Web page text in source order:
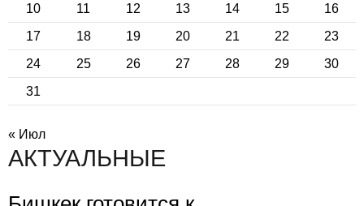
10
11 12 13 14 15
16
17
18 19 20 21 22
23
24
25 26 27 28 29
30
31
« Июл
АКТУАЛЬНЫЕ